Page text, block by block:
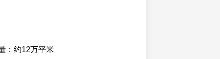
：约12万平米